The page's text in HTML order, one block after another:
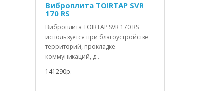
Виброплита TOIRTAP SVR
170 RS
Виброплита TOIRTAP SVR 170 RS
используется при благоустройстве
территорий, прокладке
коммуникаций, д..
141290р.